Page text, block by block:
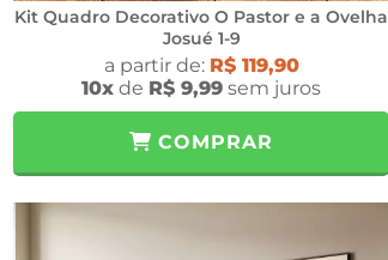
Kit Quadro Decorativo O Pastor e a Ovelha
Josué 1-9
a partir de: R$ 119,90
10x de R$ 9,99 sem juros
COMPRAR